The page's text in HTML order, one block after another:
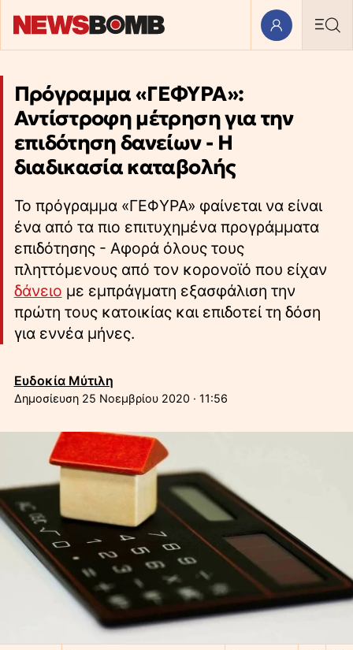
Πρόγραμμα «ΓΕΦΥΡΑ»:
Αντίστροφη μέτρηση για την
επιδότηση δανείων - Η
διαδικασία καταβολής
Το πρόγραμμα «ΓΕΦΥΡΑ» φαίνεται να είναι
ένα από τα πιο επιτυχημένα προγράμματα
επιδότησης - Αφορά όλους τους
πληττόμενους από τον κορονoϊό που είχαν
δάνειο με εμπράγματη εξασφάλιση την
πρώτη τους κατοικίας και επιδοτεί τη δόση
για εννέα μήνες.
Ευδοκία Μύτιλη
25 Νοεμβρίου 2020 · 11:56